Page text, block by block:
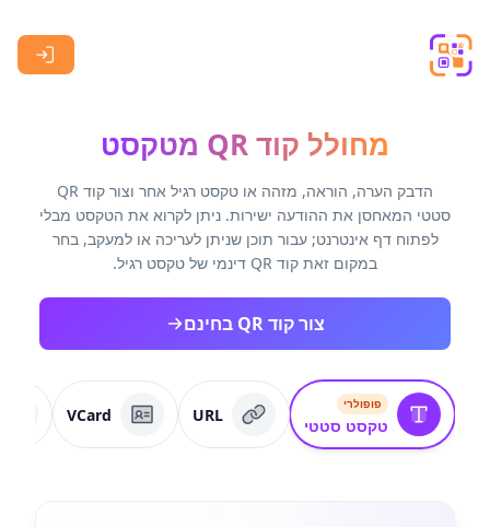
מחולל קוד QR מטקסט
הדבק הערה, הוראה, מזהה או טקסט רגיל אחר וצור קוד QR
סטטי המאחסן את ההודעה ישירות. ניתן לקרוא את הטקסט מבלי
לפתוח דף אינטרנט; עבור תוכן שניתן לעריכה או למעקב, בחר
במקום זאת קוד QR דינמי של טקסט רגיל.
צור קוד QR בחינם
פופולרי
טקסט סטטי
URL
VCard